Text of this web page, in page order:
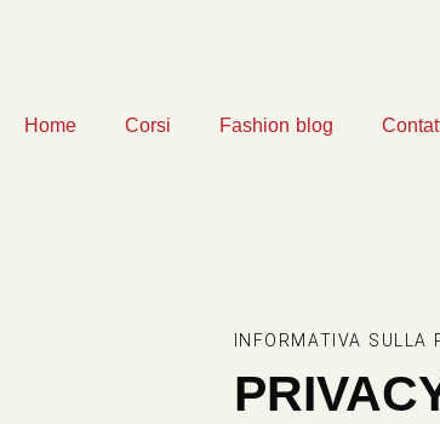
Home Corsi Fashion blog
INFORMATIVA SULLA